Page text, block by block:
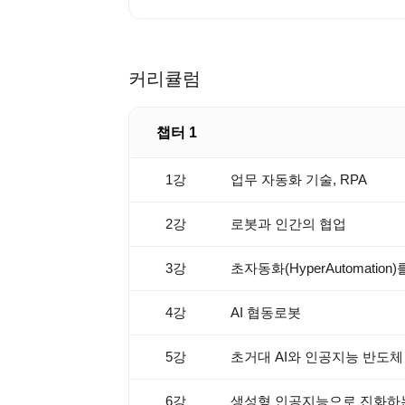
커리큘럼
챕터 1
1강 업무 자동화 기술, RPA
2강 로봇과 인간의 협업
3강 초자동화(HyperAutomation)
4강 AI 협동로봇
5강 초거대 AI와 인공지능 반도체
6강 생성형 인공지능으로 진화하